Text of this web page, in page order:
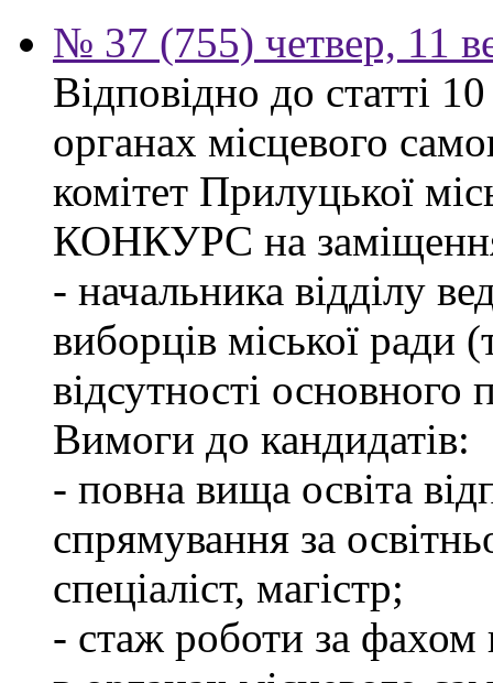
№ 37 (755) четвер, 11
Відповідно до статті
органах місцевого
комітет Прилуцької
КОНКУРС на
- начальника відділу
виборців міської ради
відсутності основного
Вимоги до кандидатів:
- повна вища освіта
спрямування за
спеціаліст, магістр;
- стаж роботи за фахом